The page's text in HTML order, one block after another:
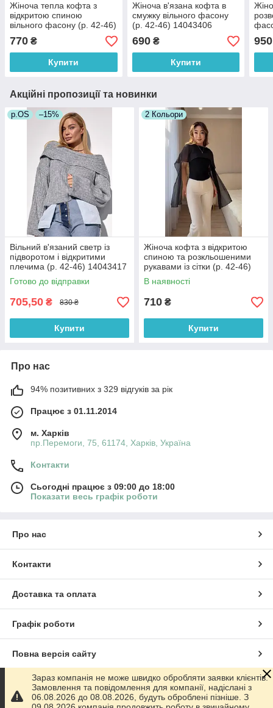
Жіноча тепла кофта з
відкритою спиною
вільного фасону (р. 42-46)
770 ₴
Купити
Жіноча в'язана кофта в
смужку вільного фасону
(р. 42-46) 14043406
690₴
Купити
950
Акційні пропозиції та новинки
р.OS –15%
Вільний в'язаний светр із
підворотом і відкритими
плечима (р. 42-46) 14043417
Готово до відправки
705,50 ₴ 830 ₴
Купити
2 Кольори
Жіноча кофта з відкритою
спиною та розкльошеними
рукавами із сітки (р. 42-46)
33043481
В наявності
710 ₴
Купити
Про нас
94% позитивних з 329 відгуків за рік
Працює з 01.11.2014
м. Харків
пр.Перемоги, 75, 61174, Харків, Україна
Контакти
Сьогодні працює з 09:00 до 18:00
Показати весь графік роботи
Про нас
Контакти
Доставка та оплата
Графік роботи
Повна версія сайту
Сайт створено на маркетплейсіProm.ua
Зараз компанія не може швидко обробляти заявки клієнтів.
Замовлення та повідомлення для компанії, надіслані з
06.08.2026 до 08.08.2026, будуть оброблені пізніше. З